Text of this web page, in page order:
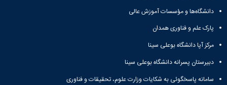
دانشگاه‌ها و مؤسسات آموزش عالی
پارک علم و فناوری همدان
مرکز آپا دانشگاه بوعلی سینا
دبیرستان پسرانه دانشگاه بوعلی سینا
سامانه پاسخگوئی به شکایات وزارت علوم، تحقیقات و فناوری